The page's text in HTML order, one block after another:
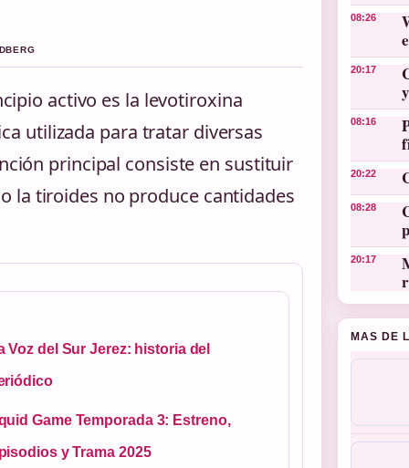
activo es la levotiroxina
utilizada para tratar diversas
principal consiste en sustituir
la tiroides no produce cantidades
Voz del Sur Jerez: historia del
Game Temporada 3: Estreno,
y Trama 2025
08:26
20:17
08:16
20:22
08:28
20:17
MAS DE